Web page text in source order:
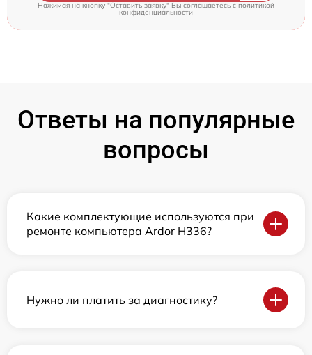
Нажимая на кнопку "Оставить заявку" Вы соглашаетесь cполитикой
конфиденциальности
Ответы на популярные
вопросы
Какие комплектующие используются при
ремонте компьютера Ardor H336?
Нужно ли платить за диагностику?